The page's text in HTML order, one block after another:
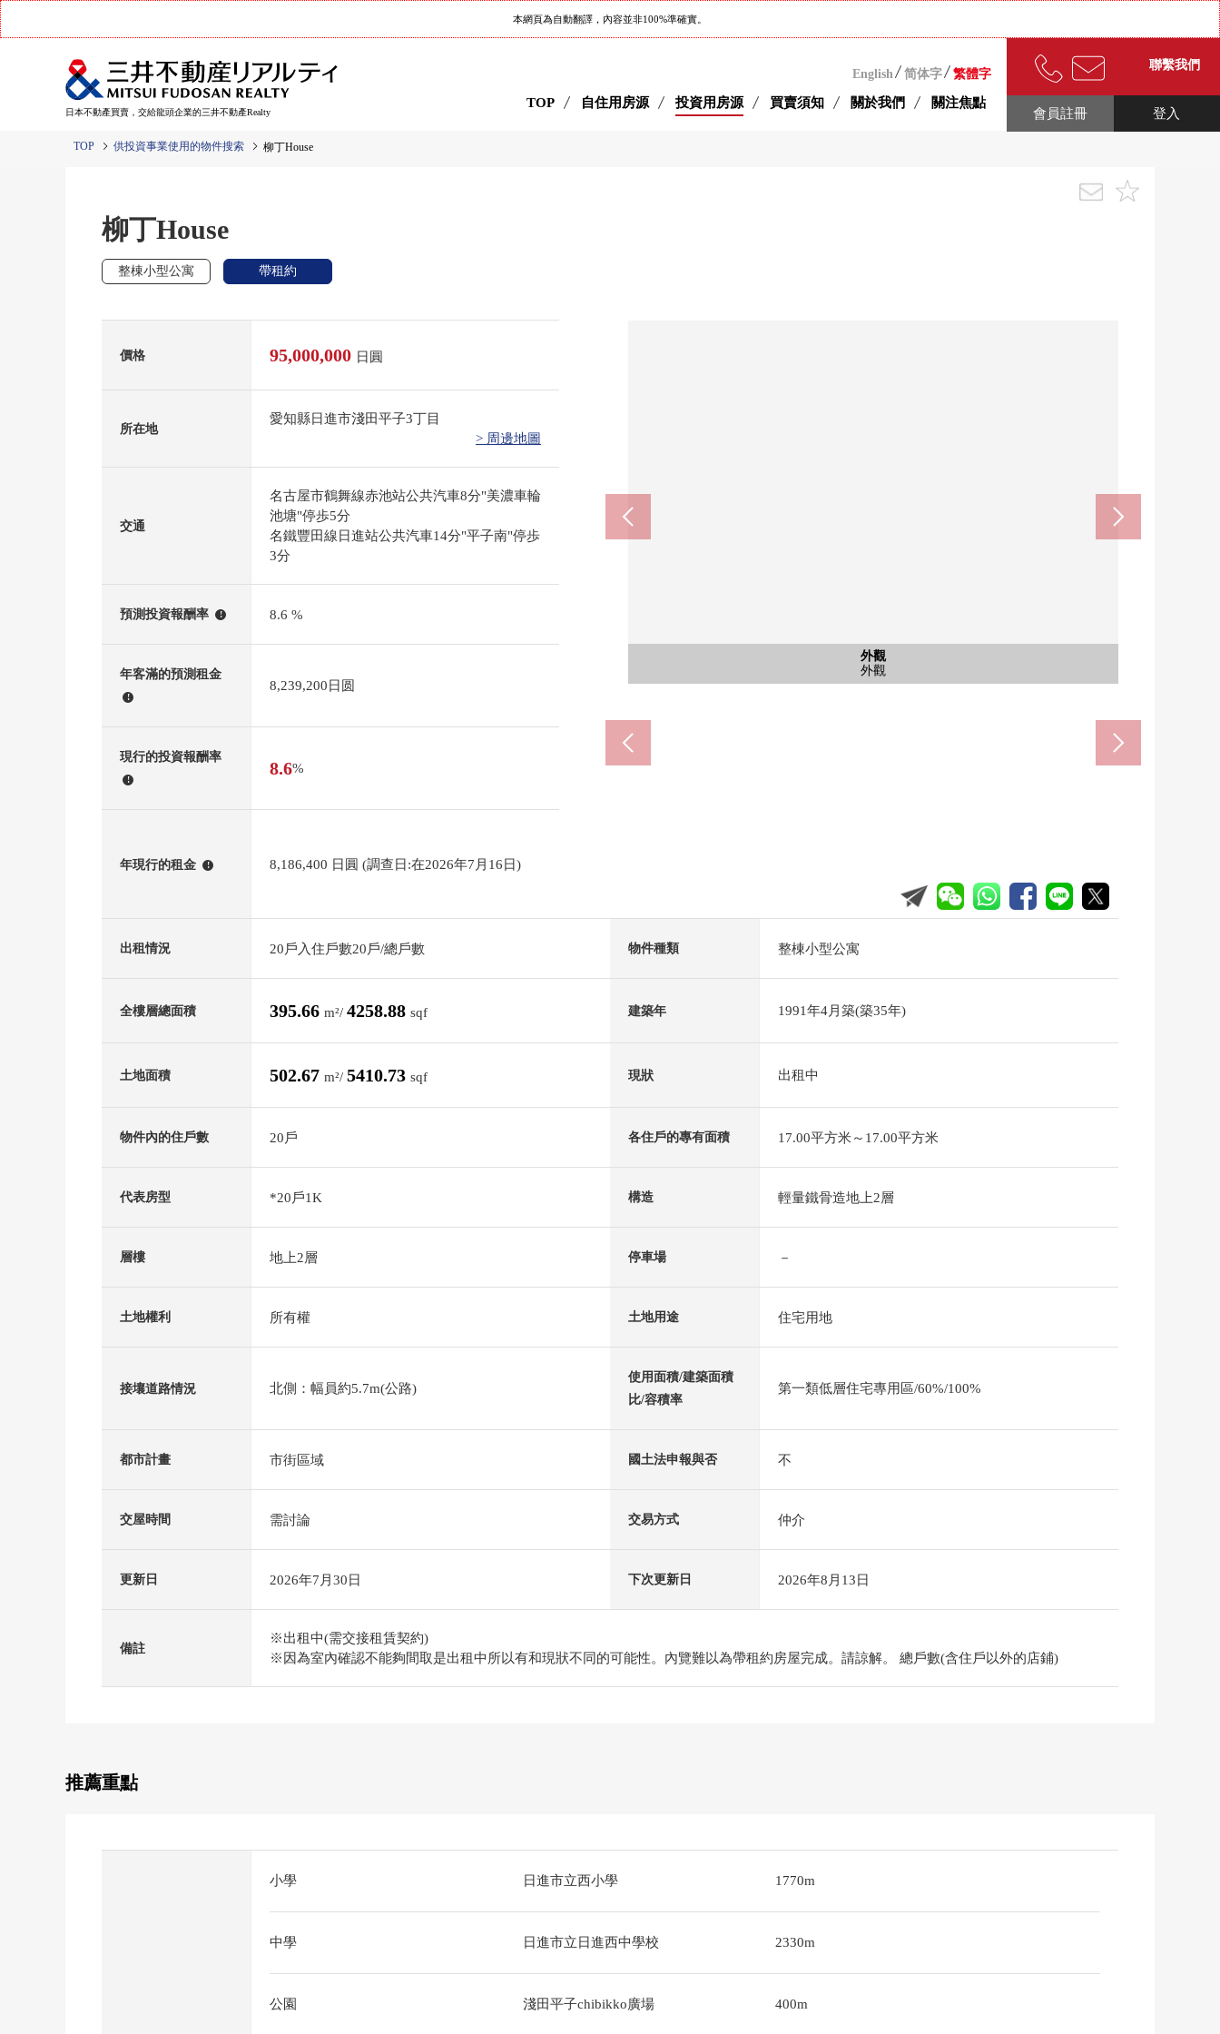
本網頁為自動翻譯，內容並非100%準確實。
日本不動產買賣，交給龍頭企業的三井不動產Realty
English 简体字 繁體字
TOP 自住用房源 投資用房源 買賣須知 關於我們 關注焦點
聯繫我們
登入
會員註冊
TOP 供投資事業使用的物件搜索 柳丁House
柳丁House
整棟小型公寓 帶租約
外觀
外觀
外觀
外觀
外觀
外觀
外觀
外觀
外觀
外觀
共有部分
腳踏車停放處
含有前面道路的外觀
前面道路
含有前面道路的外觀
前面道路
外觀
外觀
外觀
外觀
外觀
外觀
外觀
外觀
共有部分
腳踏車停放處
其他
Prime樹赤池(約1470m)
步行19分鐘。
日進市立西小學(約1770m)
步行23分鐘。
日進市立日進西中學校(約2330m)
步行30分鐘。
價格 95,000,000 日圓
所在地
愛知縣日進市淺田平子3丁目
> 周邊地圖
交通
名古屋市鶴舞線赤池站公共汽車8分"美濃車輪
池塘"停歩5分
名鐵豐田線日進站公共汽車14分"平子南"停歩
3分
預測投資報酬率 ! 8.6 %
年客滿的預測租金
!
8,239,200日圆
現行的投資報酬率
!
8.6%
年現行的租金 ! 8,186,400 日圓 (調查日:在2026年7月16日)
出租情況 20戶入住戶數20戶/總戶數 物件種類 整棟小型公寓
全樓層總面積 395.66 m²/ 4258.88 sqf 建築年 1991年4月築(築35年)
土地面積 502.67 m²/ 5410.73 sqf 現狀 出租中
物件內的住戶數 20戶 各住戶的專有面積 17.00平方米～17.00平方米
代表房型 *20戶1K 構造 輕量鐵骨造地上2層
層樓 地上2層 停車場 －
土地權利 所有權 土地用途 住宅用地
接壤道路情況 北側：幅員約5.7m(公路)
使用面積/建築面積
比/容積率
第一類低層住宅專用區/60%/100%
都市計畫 市街區域 國土法申報與否 不
交屋時間 需討論 交易方式 仲介
更新日 2026年7月30日 下次更新日 2026年8月13日
備註
※出租中(需交接租賃契約)
※因為室內確認不能夠間取是出租中所以有和現狀不同的可能性。內覽難以為帶租約房屋完成。請諒解。 總戶數(含住戶以外的店鋪)
推薦重點
小學 日進市立西小學 1770m
中學 日進市立日進西中學校 2330m
公園 淺田平子chibikko廣場 400m